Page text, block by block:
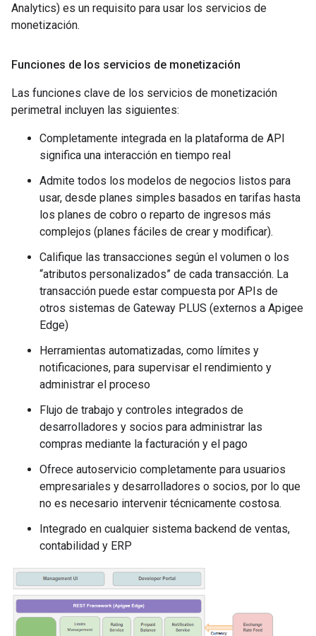
Analytics) es un requisito para usar los servicios de
monetización.
Funciones de los servicios de monetización
Las funciones clave de los servicios de monetización
perimetral incluyen las siguientes:
Completamente integrada en la plataforma de API
significa una interacción en tiempo real
Admite todos los modelos de negocios listos para
usar, desde planes simples basados en tarifas hasta
los planes de cobro o reparto de ingresos más
complejos (planes fáciles de crear y modificar).
Califique las transacciones según el volumen o los
“atributos personalizados” de cada transacción. La
transacción puede estar compuesta por APIs de
otros sistemas de Gateway PLUS (externos a Apigee
Edge)
Herramientas automatizadas, como límites y
notificaciones, para supervisar el rendimiento y
administrar el proceso
Flujo de trabajo y controles integrados de
desarrolladores y socios para administrar las
compras mediante la facturación y el pago
Ofrece autoservicio completamente para usuarios
empresariales y desarrolladores o socios, por lo que
no es necesario intervenir técnicamente costosa.
Integrado en cualquier sistema backend de ventas,
contabilidad y ERP